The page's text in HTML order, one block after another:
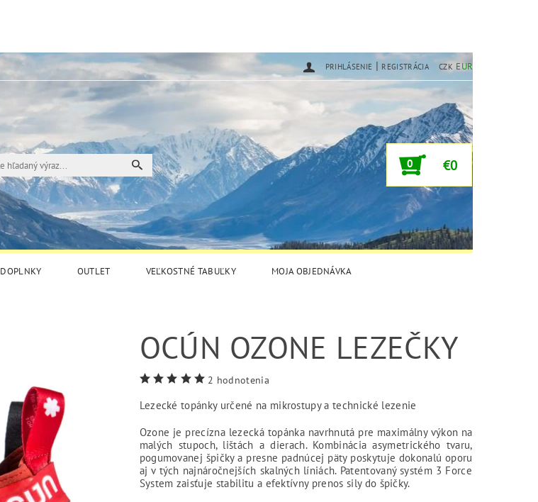
CZK EUR
PRIHLÁSENIE | REGISTRÁCIA
0 €0
DOPLNKY OUTLET VEĽKOSTNÉ TABUĽKY MOJA OBJEDNÁVKA
OCÚN OZONE LEZEČKY
2 hodnotenia
Lezecké topánky určené na mikrostupy a technické lezenie
Ozone je precízna lezecká topánka navrhnutá pre maximálny výkon na
malých stupoch, lištách a dierach. Kombinácia asymetrického tvaru,
pogumovanej špičky a presne padnúcej päty poskytuje dokonalú oporu
aj v tých najnáročnejších skalných líniách. Patentovaný systém 3 Force
System zaisťuje stabilitu a efektívny prenos sily do špičky.